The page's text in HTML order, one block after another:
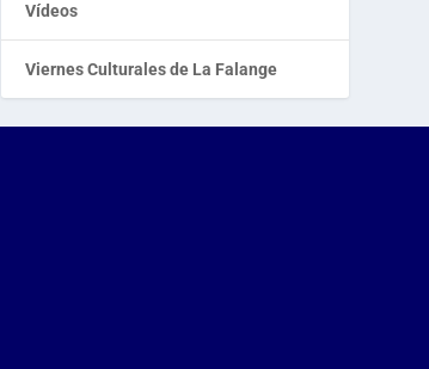
Vídeos
Viernes Culturales de La Falange